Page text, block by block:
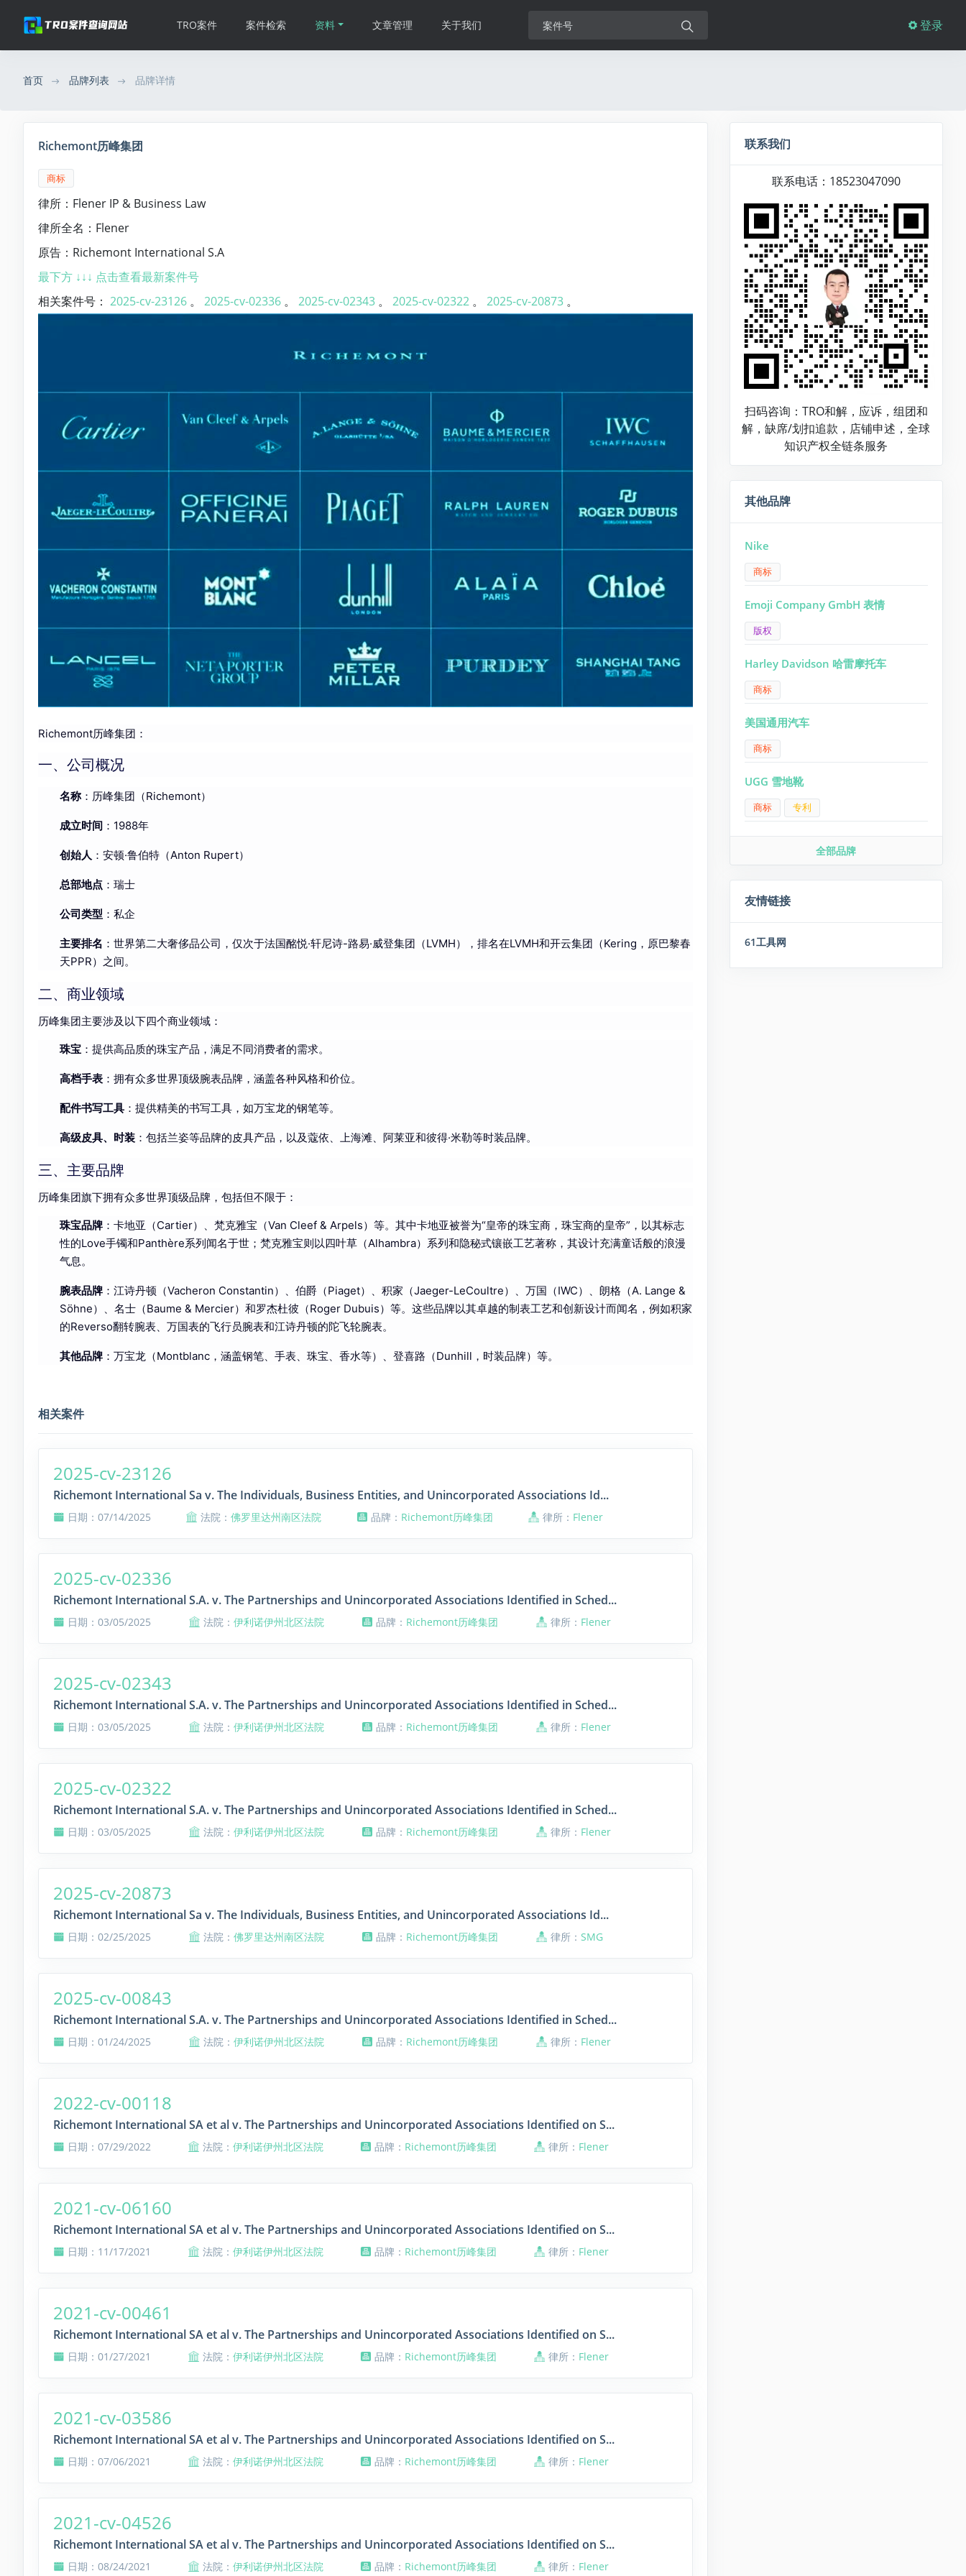
TRO案件 案件检索 资料 文章管理 关于我们 登录
首页 品牌列表 品牌详情
Richemont历峰集团
商标
律所：Flener IP & Business Law
律所全名：Flener
原告：Richemont International S.A
最下方 ↓↓↓ 点击查看最新案件号
相关案件号： 2025-cv-23126 。 2025-cv-02336 。 2025-cv-02343 。 2025-cv-02322 。 2025-cv-20873 。
Richemont历峰集团：
一、公司概况
名称：历峰集团（Richemont）
成立时间 ：1988年
创始人 ：安顿·鲁伯特（Anton Rupert）
总部地点 ：瑞士
公司类型 ：私企
主要排名 ：世界第二大奢侈品公司，仅次于法国酩悦·轩尼诗-路易·威登集团（LVMH），排名在LVMH和开云集团（Kering，原巴黎春
天PPR）之间。
二、商业领域
历峰集团主要涉及以下四个商业领域：
珠宝 ：提供高品质的珠宝产品，满足不同消费者的需求。
高档手表 ：拥有众多世界顶级腕表品牌，涵盖各种风格和价位。
配件书写工具 ：提供精美的书写工具，如万宝龙的钢笔等。
高级皮具、时装 ：包括兰姿等品牌的皮具产品，以及蔻依、上海滩、阿莱亚和彼得·米勒等时装品牌。
三、主要品牌
历峰集团旗下拥有众多世界顶级品牌，包括但不限于：
珠宝品牌 ：卡地亚（Cartier）、梵克雅宝（Van Cleef & Arpels）等。其中卡地亚被誉为“皇帝的珠宝商，珠宝商的皇帝”，以其标志
性的Love手镯和Panthère系列闻名于世；梵克雅宝则以四叶草（Alhambra）系列和隐秘式镶嵌工艺著称，其设计充满童话般的浪漫
气息。
腕表品牌 ：江诗丹顿（Vacheron Constantin）、伯爵（Piaget）、积家（Jaeger-LeCoultre）、万国（IWC）、朗格（A. Lange &
Söhne）、名士（Baume & Mercier）和罗杰杜彼（Roger Dubuis）等。这些品牌以其卓越的制表工艺和创新设计而闻名，例如积家
的Reverso翻转腕表、万国表的飞行员腕表和江诗丹顿的陀飞轮腕表。
其他品牌 ：万宝龙（Montblanc，涵盖钢笔、手表、珠宝、香水等）、登喜路（Dunhill，时装品牌）等。
相关案件
2025-cv-23126
Richemont International Sa v. The Individuals, Business Entities, and Unincorporated Associations Id...
日期：07/14/2025 法院： 佛罗里达州南区法院 品牌： Richemont历峰集团 律所： Flener
2025-cv-02336
Richemont International S.A. v. The Partnerships and Unincorporated Associations Identified in Sched...
日期：03/05/2025 法院： 伊利诺伊州北区法院 品牌： Richemont历峰集团 律所： Flener
2025-cv-02343
Richemont International S.A. v. The Partnerships and Unincorporated Associations Identified in Sched...
日期：03/05/2025 法院： 伊利诺伊州北区法院 品牌： Richemont历峰集团 律所： Flener
2025-cv-02322
Richemont International S.A. v. The Partnerships and Unincorporated Associations Identified in Sched...
日期：03/05/2025 法院： 伊利诺伊州北区法院 品牌： Richemont历峰集团 律所： Flener
2025-cv-20873
Richemont International Sa v. The Individuals, Business Entities, and Unincorporated Associations Id...
日期：02/25/2025 法院： 佛罗里达州南区法院 品牌： Richemont历峰集团 律所： SMG
2025-cv-00843
Richemont International S.A. v. The Partnerships and Unincorporated Associations Identified in Sched...
日期：01/24/2025 法院： 伊利诺伊州北区法院 品牌： Richemont历峰集团 律所： Flener
2022-cv-00118
Richemont International SA et al v. The Partnerships and Unincorporated Associations Identified on S...
日期：07/29/2022 法院： 伊利诺伊州北区法院 品牌： Richemont历峰集团 律所： Flener
2021-cv-06160
Richemont International SA et al v. The Partnerships and Unincorporated Associations Identified on S...
日期：11/17/2021 法院： 伊利诺伊州北区法院 品牌： Richemont历峰集团 律所： Flener
2021-cv-00461
Richemont International SA et al v. The Partnerships and Unincorporated Associations Identified on S...
日期：01/27/2021 法院： 伊利诺伊州北区法院 品牌： Richemont历峰集团 律所： Flener
2021-cv-03586
Richemont International SA et al v. The Partnerships and Unincorporated Associations Identified on S...
日期：07/06/2021 法院： 伊利诺伊州北区法院 品牌： Richemont历峰集团 律所： Flener
2021-cv-04526
Richemont International SA et al v. The Partnerships and Unincorporated Associations Identified on S...
日期：08/24/2021 法院： 伊利诺伊州北区法院 品牌： Richemont历峰集团 律所： Flener
联系我们
联系电话：18523047090
扫码咨询：TRO和解，应诉，组团和
解，缺席/划扣追款，店铺申述，全球
知识产权全链条服务
其他品牌
Nike
商标
Emoji Company GmbH 表情
版权
Harley Davidson 哈雷摩托车
商标
美国通用汽车
商标
UGG 雪地靴
商标 专利
全部品牌
友情链接
61工具网